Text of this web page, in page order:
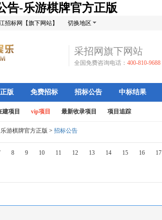
告-乐游棋牌官方正版
招标网【旗下网站】 切换地区
采招网旗下网站
全国免费咨询电话： 400-810-9688
版 免费招标 招标公告 中标结果
建项目 vip项目 最新收录项目 项目追踪
乐游棋牌官方正版 > 招标公告
8 9 10 11 12 13 14 15 16 17